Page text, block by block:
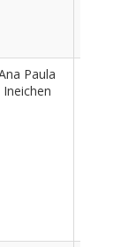
Paula
Ineichen